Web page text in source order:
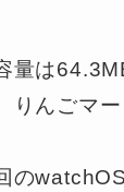
量は
りんごマ
の